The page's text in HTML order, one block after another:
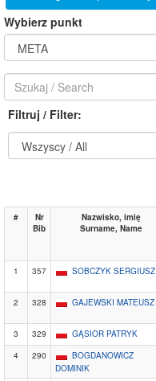
Wybierz punkt
Filtruj / Filter:
#
Nr
Bib
Nazwisko, imię
Surname, Name
1 357 SOBCZYK SERGIUSZ
2 328 GAJEWSKI MATEUSZ
3 329 GĄSIOR PATRYK
4
290
BOGDANOWICZ
DOMINIK